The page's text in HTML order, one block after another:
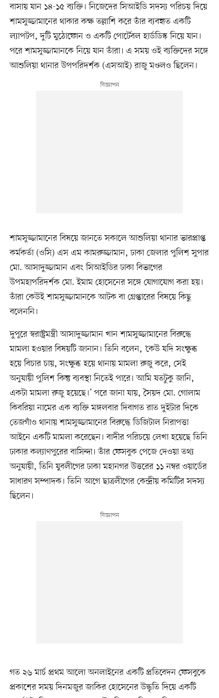
বাসায় যান ১৪-১৫ ব্যক্তি। নিজেদের সিআইডি সদস্য পরিচয় দিয়ে
শামসুজ্জামানের থাকার কক্ষ তল্লাশি করে তাঁর ব্যবহৃত একটি
ল্যাপটপ, দুটি মুঠোফোন ও একটি পোর্টেবল হার্ডডিস্ক নিয়ে যান।
পরে শামসুজ্জামানকে নিয়ে যান তাঁরা। এ সময় ওই ব্যক্তিদের সঙ্গে
আশুলিয়া থানার উপপরিদর্শক (এসআই) রাজু মণ্ডলও ছিলেন।
শামসুজ্জামানের বিষয়ে জানতে সকালে আশুলিয়া থানার ভারপ্রাপ্ত
কর্মকর্তা (ওসি) এস এম কামরুজ্জামান, ঢাকা জেলার পুলিশ সুপার
মো. আসাদুজ্জামান এবং সিআইডির ঢাকা বিভাগের
উপমহাপরিদর্শক মো. ইমাম হোসেনের সঙ্গে যোগাযোগ করা হয়।
তাঁরা কেউই শামসুজ্জামানকে আটক বা গ্রেপ্তারের বিষয়ে কিছু
বলেননি।
দুপুরে স্বরাষ্ট্রমন্ত্রী আসাদুজ্জামান খান শামসুজ্জামানের বিরুদ্ধে
মামলা হওয়ার বিষয়টি জানান। তিনি বলেন, ‘কেউ যদি সংক্ষুব্ধ
হয়ে বিচার চায়, সংক্ষুব্ধ হয়ে থানায় মামলা রুজু করে, সেই
অনুযায়ী পুলিশ কিন্তু ব্যবস্থা নিতেই পারে। আমি যতটুকু জানি,
একটা মামলা রুজু হয়েছে।’ পরে জানা যায়, সৈয়দ মো. গোলাম
কিবরিয়া নামের এক ব্যক্তি মঙ্গলবার দিবাগত রাত দুইটার দিকে
তেজগাঁও থানায় শামসুজ্জামানের বিরুদ্ধে ডিজিটাল নিরাপত্তা
আইনে একটি মামলা করেছেন। বাদীর পরিচয়ে লেখা হয়েছে তিনি
ঢাকার কল্যাণপুরের বাসিন্দা। তাঁর ফেসবুক পেজে দেওয়া তথ্য
অনুযায়ী, তিনি যুবলীগের ঢাকা মহানগর উত্তরের ১১ নম্বর ওয়ার্ডের
সাধারণ সম্পাদক। তিনি আগে ছাত্রলীগের কেন্দ্রীয় কমিটির সদস্য
ছিলেন।
গত ২৬ মার্চ প্রথম আলো অনলাইনের একটি প্রতিবেদন ফেসবুকে
প্রকাশের সময় দিনমজুর জাকির হোসেনের উদ্ধৃতি দিয়ে একটি